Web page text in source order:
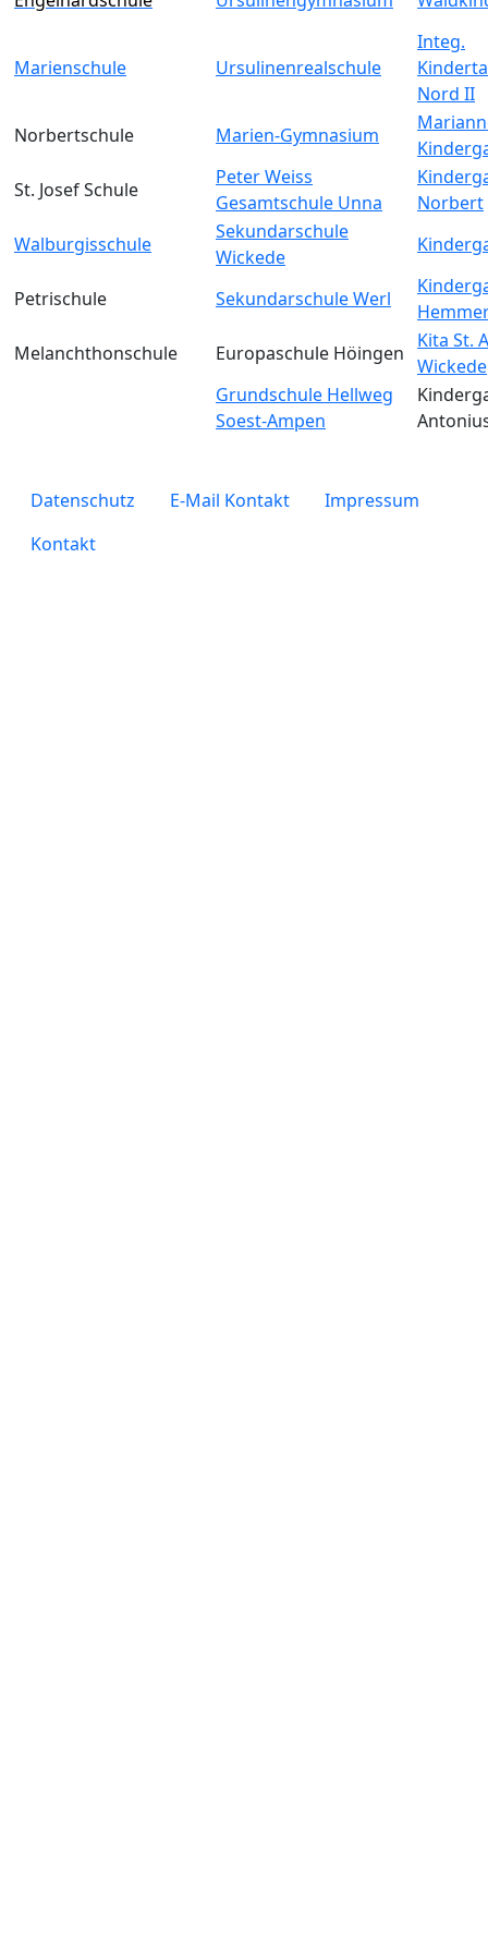
Marienschule Ursulinenrealschule
Integ.
Nord II
Norbertschule
Marien-Gymnasium
St. Josef Schule
Peter Weiss
Gesamtschule Unna
Norbert
Walburgisschule
Sekundarschule
Wickede
Petrischule Sekundarschule Werl
Melanchthonschule
Europaschule Höingen
Kita St.
Wickede
Grundschule Hellweg
Soest-Ampen
legals
Datenschutz E-Mail Kontakt
Impressum
Kontakt